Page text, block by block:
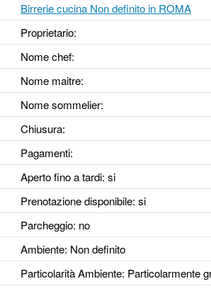
Birrerie cucina Non definito in ROMA
Proprietario:
Nome chef:
Nome maitre:
Nome sommelier:
Chiusura:
Pagamenti:
Aperto fino a tardi: si
Prenotazione disponibile: si
Parcheggio: no
Ambiente: Non definito
Particolarità Ambiente: Particolarmente